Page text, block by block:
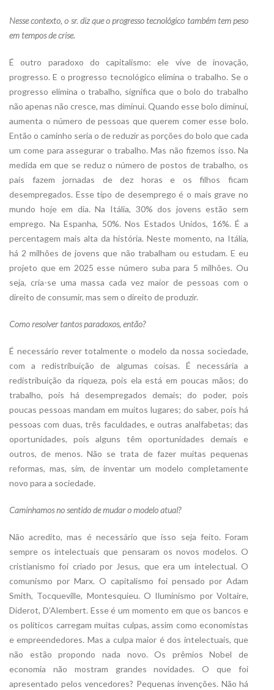
Nesse contexto, o sr. diz que o progresso tecnológico também tem peso
em tempos de crise.
É outro paradoxo do capitalismo: ele vive de inovação,
progresso. E o progresso tecnológico elimina o trabalho. Se o
progresso elimina o trabalho, significa que o bolo do trabalho
não apenas não cresce, mas diminui. Quando esse bolo diminui,
aumenta o número de pessoas que querem comer esse bolo.
Então o caminho seria o de reduzir as porções do bolo que cada
um come para assegurar o trabalho. Mas não fizemos isso. Na
medida em que se reduz o número de postos de trabalho, os
pais fazem jornadas de dez horas e os filhos ficam
desempregados. Esse tipo de desemprego é o mais grave no
mundo hoje em dia. Na Itália, 30% dos jovens estão sem
emprego. Na Espanha, 50%. Nos Estados Unidos, 16%. É a
percentagem mais alta da história. Neste momento, na Itália,
há 2 milhões de jovens que não trabalham ou estudam. E eu
projeto que em 2025 esse número suba para 5 milhões. Ou
seja, cria-se uma massa cada vez maior de pessoas com o
direito de consumir, mas sem o direito de produzir.
Como resolver tantos paradoxos, então?
É necessário rever totalmente o modelo da nossa sociedade,
com a redistribuição de algumas coisas. É necessária a
redistribuição da riqueza, pois ela está em poucas mãos; do
trabalho, pois há desempregados demais; do poder, pois
poucas pessoas mandam em muitos lugares; do saber, pois há
pessoas com duas, três faculdades, e outras analfabetas; das
oportunidades, pois alguns têm oportunidades demais e
outros, de menos. Não se trata de fazer muitas pequenas
reformas, mas, sim, de inventar um modelo completamente
novo para a sociedade.
Caminhamos no sentido de mudar o modelo atual?
Não acredito, mas é necessário que isso seja feito. Foram
sempre os intelectuais que pensaram os novos modelos. O
cristianismo foi criado por Jesus, que era um intelectual. O
comunismo por Marx. O capitalismo foi pensado por Adam
Smith, Tocqueville, Montesquieu. O Iluminismo por Voltaire,
Diderot, D’Alembert. Esse é um momento em que os bancos e
os políticos carregam muitas culpas, assim como economistas
e empreendedores. Mas a culpa maior é dos intelectuais, que
não estão propondo nada novo. Os prêmios Nobel de
economia não mostram grandes novidades. O que foi
apresentado pelos vencedores? Pequenas invenções. Não há